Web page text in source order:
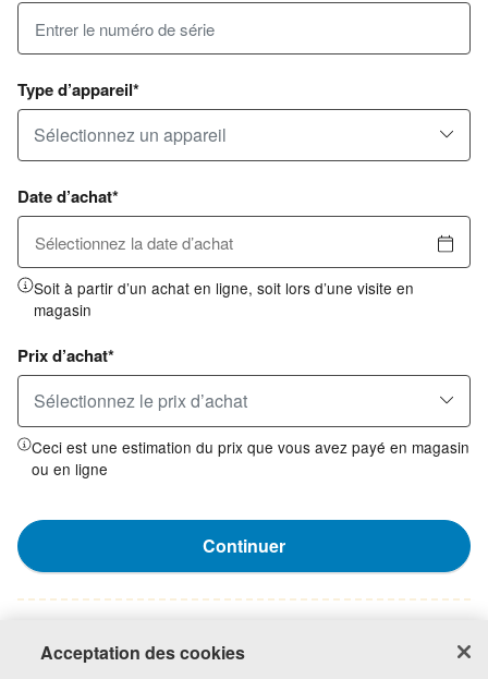
Type d’appareil*
Sélectionnez un appareil
Date d’achat*
Soit à partir d’un achat en ligne, soit lors d’une visite en
magasin
Prix d’achat*
Sélectionnez le prix d’achat
Ceci est une estimation du prix que vous avez payé en magasin
ou en ligne
Continuer
2. Vos informations
Acceptation des cookies